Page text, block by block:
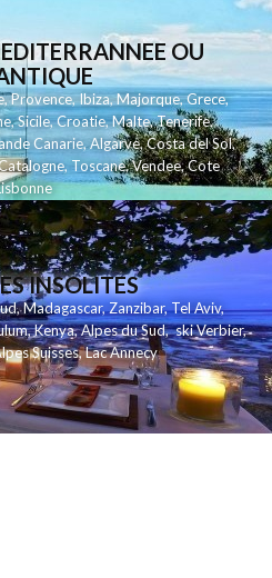
OU
,Provence,Ibiza,Majorque,Grece,
,Sicile,Croatie,Malte,Tenerife,
Canarie,Algarve,Costa del Sol,
,Toscane,Vendee,Cote
INSOLITES
,Madagascar,Zanzibar,Tel Aviv,
,Kenya,Alpes du Sud,ski Verbier,
Suisses,Lac Annecy